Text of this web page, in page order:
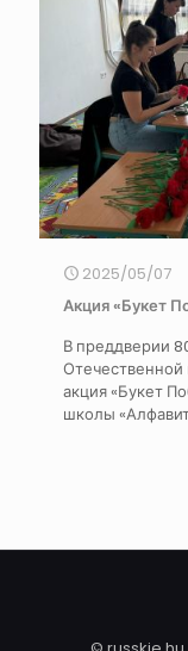
2025/05/07
Акция «Букет
В преддверии
Отечественной
акция «Букет
школы